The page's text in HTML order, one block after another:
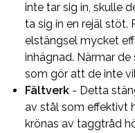
inte tar sig in, skulle
ta sig in en rejäl stöt.
elstängsel mycket
inhägnad. Närmar
som gör att de inte
Fältverk - Detta
av stål som effektivt
krönas av taggtråd